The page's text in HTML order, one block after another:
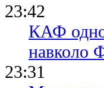
23:42
КАФ
навколо
23:31